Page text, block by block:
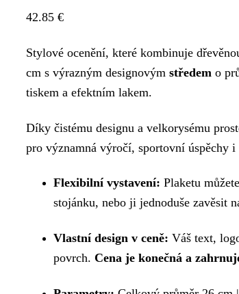
42.85 €
Stylové ocenění, které kombinuje
cm s výrazným designovým středem o
tiskem a efektním lakem.
Díky čistému designu a velkorysému
pro významná výročí, sportovní úspěchy
Flexibilní vystavení: Plaketu
stojánku, nebo ji jednoduše zavěsit
Vlastní design v ceně: Váš text,
povrch. Cena je konečná a